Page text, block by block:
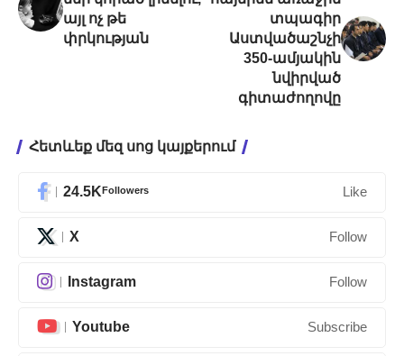
այլ ոչ թե
փրկության
տպագիր
Աստվածաշնչի
350-ամյակին
նվիրված
գիտաժողովը
Հետևեք մեզ սոց կայքերում
24.5KFollowers Like
X Follow
Instagram Follow
Youtube Subscribe